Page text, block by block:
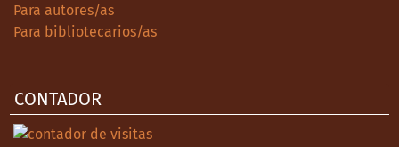
Para autores/as
Para bibliotecarios/as
CONTADOR